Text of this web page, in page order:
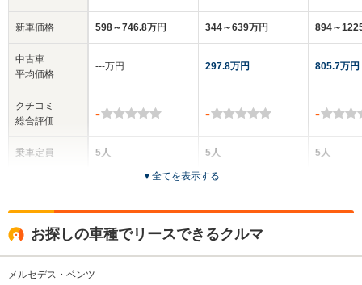
新車価格
中古車
平均価格
クチコミ
総合評価
乗車定員
598～746.8万円
‐‐‐万円
-
5人
全高
1.46m～1.47m
344～639万円
297.8万円
-
5人
4ドア
全高
1.43m～1.46m
894～
805.7万円
-
5人
▼全てを表示する
お探しの車種でリースできるクルマ
メルセデス・ベンツ